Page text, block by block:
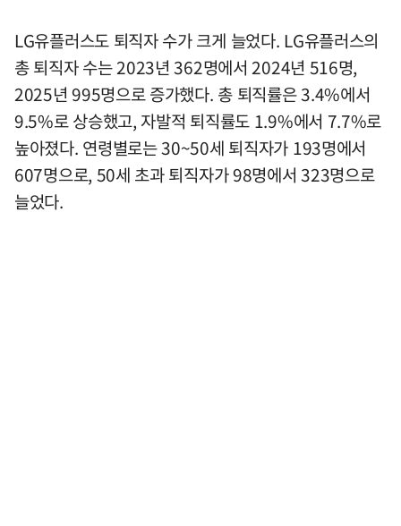
LG유플러스도 퇴직자 수가 크게 늘었다. LG유플러스의
총 퇴직자 수는 2023년 362명에서 2024년 516명,
2025년 995명으로 증가했다. 총 퇴직률은 3.4%에서
9.5%로 상승했고, 자발적 퇴직률도 1.9%에서 7.7%로
높아졌다. 연령별로는 30~50세 퇴직자가 193명에서
607명으로, 50세 초과 퇴직자가 98명에서 323명으로
늘었다.